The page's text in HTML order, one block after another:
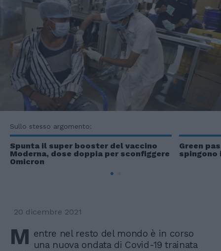
Sullo stesso argomento:
Spunta il super booster del vaccino
Moderna, dose doppia per sconfiggere
Omicron
Green
spingono
20 dicembre 2021
M entre nel resto del mondo è in corso
una nuova ondata di Covid-19 trainata